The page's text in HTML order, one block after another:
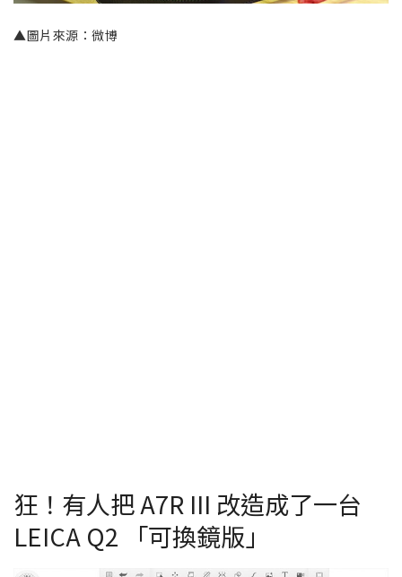
▲圖片來源：微博
狂！有人把 A7R III 改造成了一台
LEICA Q2 「可換鏡版」